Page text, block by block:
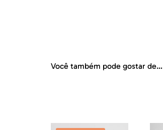
Você também pode gostar de…